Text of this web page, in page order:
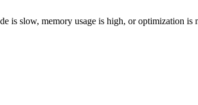
is slow, memory usage is high, or optimization is